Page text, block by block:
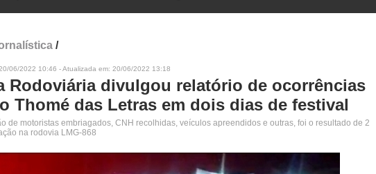
/
06/2022 10:46 - Atualizada em: 20/06/2022 13:18
Rodoviária divulgou relatório de ocorrências
Thomé das Letras em dois dias de festival
de motoristas embriagados, CNH recolhidas, veículos apreendidos e outras, foi o resultado de 2
na rodovia LMG-868